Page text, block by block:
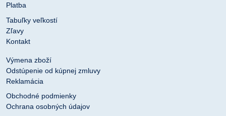
Platba
Tabuľky veľkostí
Zľavy
Kontakt
Výmena zboží
Odstúpenie od kúpnej zmluvy
Reklamácia
Obchodné podmienky
Ochrana osobných údajov